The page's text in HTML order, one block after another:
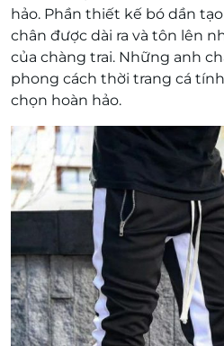
hảo. Phần thiết kế bó dần
chân được dài ra và tôn lên
của chàng trai. Những anh
phong cách thời trang cá
chọn hoàn hảo.